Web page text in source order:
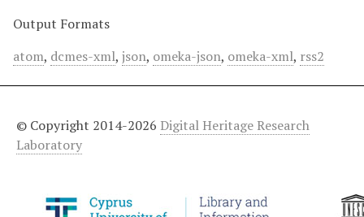
Output Formats
atom, dcmes-xml, json, omeka-json, omeka-xml, rss2
© Copyright 2014-2026 Digital Heritage Research
Laboratory